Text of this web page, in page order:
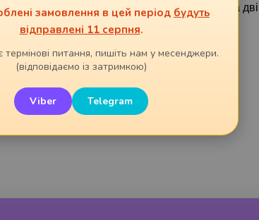
формату) або розподіляємо предмети на
замовлення в цей період будуть
відправлені 11 серпня.
питання, пишіть нам у месенджери.
(відповідаємо із затримкою)
Viber Telegram